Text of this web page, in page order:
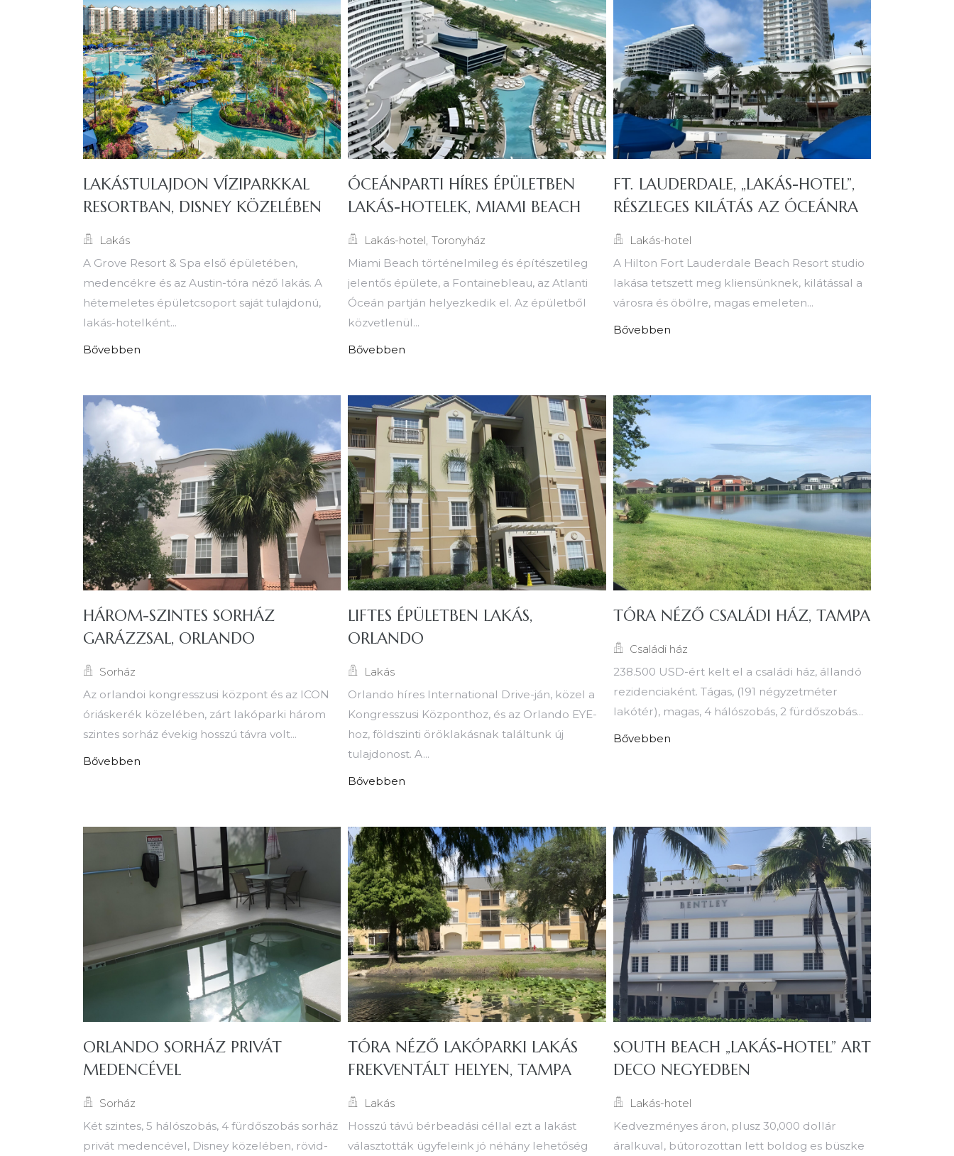
LAKÁSTULAJDON VÍZIPARKKAL
RESORTBAN, DISNEY KÖZELÉBEN
Lakás
A Grove Resort & Spa első épületében,
medencékre és az Austin-tóra néző lakás. A
hétemeletes épületcsoport saját tulajdonú,
lakás-hotelként...
Bővebben
ÓCEÁNPARTI HÍRES ÉPÜLETBEN
LAKÁS-HOTELEK, MIAMI BEACH
Lakás-hotel Toronyház
Miami Beach történelmileg és építészetileg
jelentős épülete, a Fontainebleau, az Atlanti
Óceán partján helyezkedik el. Az épületből
közvetlenül...
Bővebben
FT. LAUDERDALE, „LAKÁS-HOTEL”,
RÉSZLEGES KILÁTÁS AZ ÓCEÁNRA
Lakás-hotel
A Hilton Fort Lauderdale Beach Resort studio
lakása tetszett meg kliensünknek, kilátással a
városra és öbölre, magas emeleten...
Bővebben
HÁROM-SZINTES SORHÁZ
GARÁZZSAL, ORLANDO
Sorház
Az orlandoi kongresszusi központ és az ICON
óriáskerék közelében, zárt lakóparki három
szintes sorház évekig hosszú távra volt...
Bővebben
LIFTES ÉPÜLETBEN LAKÁS,
ORLANDO
Lakás
Orlando híres International Drive-ján, közel a
Kongresszusi Központhoz, és az Orlando EYE-
hoz, földszinti öröklakásnak találtunk új
tulajdonost. A...
Bővebben
TÓRA NÉZŐ CSALÁDI HÁZ, TAMPA
Családi ház
238.500 USD-ért kelt el a családi ház, állandó
rezidenciaként. Tágas, (191 négyzetméter
lakótér), magas, 4 hálószobás, 2 fürdőszobás...
Bővebben
ORLANDO SORHÁZ PRIVÁT
MEDENCÉVEL
Sorház
Két szintes, 5 hálószobás, 4 fürdőszobás sorház
privát medencével, Disney közelében, rövid-
TÓRA NÉZŐ LAKÓPARKI LAKÁS
FREKVENTÁLT HELYEN, TAMPA
Lakás
Hosszú távú bérbeadási céllal ezt a lakást
választották ügyfeleink jó néhány lehetőség
SOUTH BEACH „LAKÁS-HOTEL” ART
DECO NEGYEDBEN
Lakás-hotel
Kedvezményes áron, plusz 30,000 dollár
áralkuval, bútorozottan lett boldog es büszke